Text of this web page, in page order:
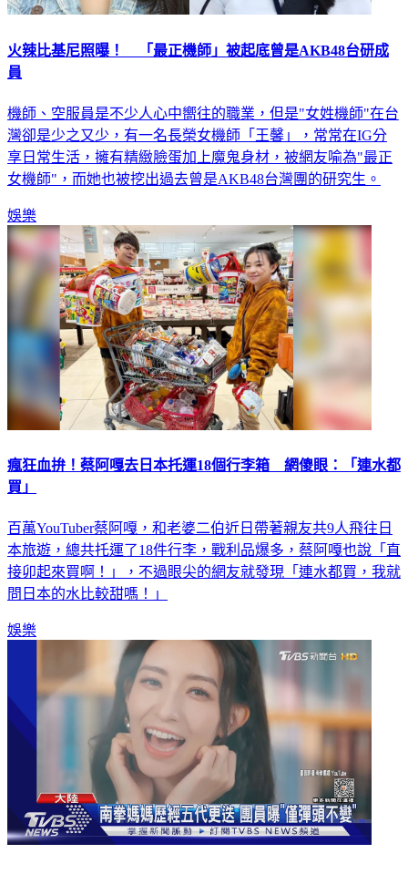
火辣比基尼照曝！ 「最正機師」被起底曾是AKB48台研成
員
機師、空服員是不少人心中嚮往的職業，但是"女姓機師"在台
灣卻是少之又少，有一名長榮女機師「王馨」，常常在IG分
享日常生活，擁有精緻臉蛋加上魔鬼身材，被網友喻為"最正
女機師"，而她也被挖出過去曾是AKB48台灣團的研究生。
娛樂
瘋狂血拚！蔡阿嘎去日本托運18個行李箱 網傻眼：「連水都
買」
百萬YouTuber蔡阿嘎，和老婆二伯近日帶著親友共9人飛往日
本旅遊，總共托運了18件行李，戰利品爆多，蔡阿嘎也說「直
接卯起來買啊！」，不過眼尖的網友就發現「連水都買，我就
問日本的水比較甜嗎！」
娛樂